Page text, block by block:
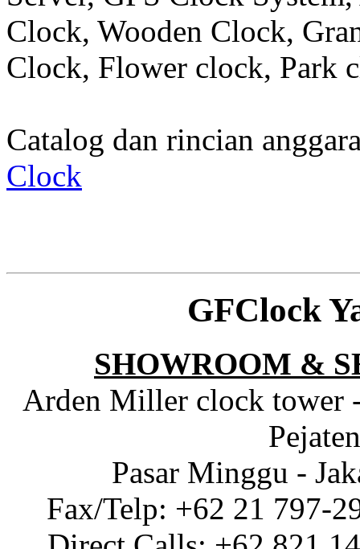
Clock, Wooden Clock,
Clock, Flower clock, Park
Catalog dan rincian
Clock
GFClock
SHOWROOM &
Arden Miller clock tower
Pasar Minggu -
Fax/Telp: +62 21 797-